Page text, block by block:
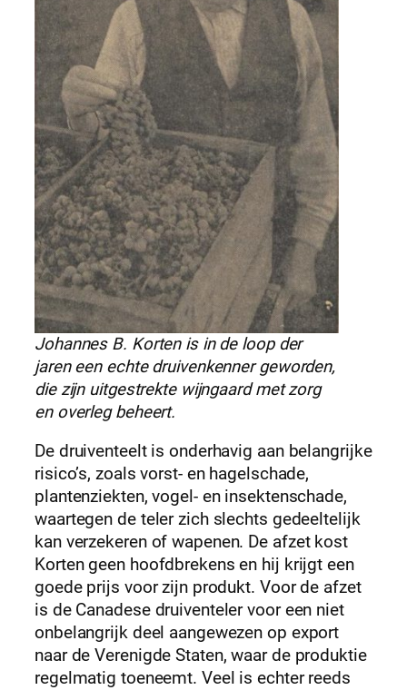
Johannes B. Korten is in de loop der
jaren een echte druivenkenner geworden,
die zijn uitgestrekte wijngaard met zorg
en overleg beheert.
De druiventeelt is onderhavig aan belangrijke
risico’s, zoals vorst- en hagelschade,
plantenziekten, vogel- en insektenschade,
waartegen de teler zich slechts gedeeltelijk
kan verzekeren of wapenen. De afzet kost
Korten geen hoofdbrekens en hij krijgt een
goede prijs voor zijn produkt. Voor de afzet
is de Canadese druiventeler voor een niet
onbelangrijk deel aangewezen op export
naar de Verenigde Staten, waar de produktie
regelmatig toeneemt. Veel is echter reeds